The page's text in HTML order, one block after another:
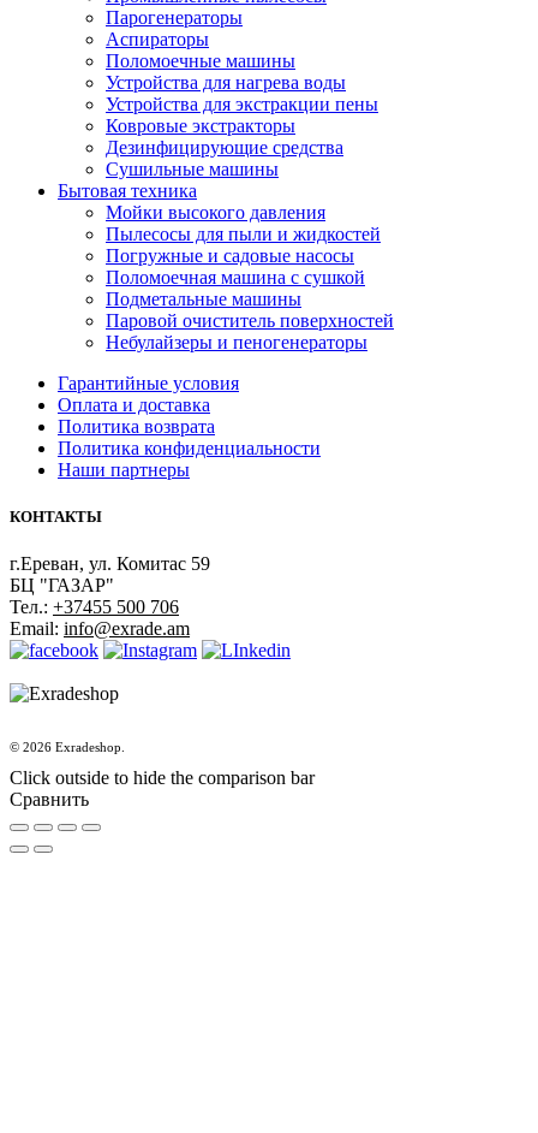
Парогенераторы
Аспираторы
Поломоечные машины
Устройства для нагрева воды
Устройства для экстракции пены
Ковровые экстракторы
Дезинфицирующие средства
Сушильные машины
Бытовая техника
Мойки высокого давления
Пылесосы для пыли и жидкостей
Погружные и садовые насосы
Поломоечная машина с сушкой
Подметальные машины
Паровой очиститель поверхностей
Небулайзеры и пеногенераторы
Гарантийные условия
Оплата и доставка
Политика возврата
Политика конфиденциальности
Наши партнеры
КОНТАКТЫ
г.Ереван, ул. Комитас 59
БЦ "ГАЗАР"
Тел.: +37455 500 706
Email: info@exrade.am
© 2026 Exradeshop.
Click outside to hide the comparison bar
Сравнить